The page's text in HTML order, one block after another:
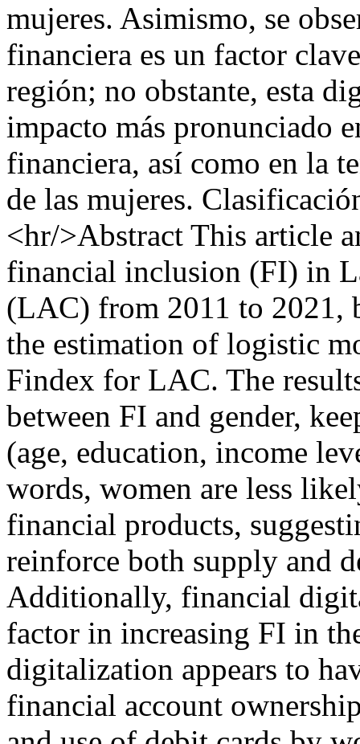
mujeres. Asimismo, se
financiera es un factor
región; no obstante, esta
impacto más pronunciado
financiera, así como en la
de las mujeres.
<hr/>Abstract This article
financial inclusion (FI) in
(LAC) from 2011 to 2021,
the estimation of logistic
Findex for LAC. The
between FI and gender,
(age, education, income
words, women are less
financial products,
reinforce both supply and
Additionally, financial
factor in increasing FI in
digitalization appears to
financial account